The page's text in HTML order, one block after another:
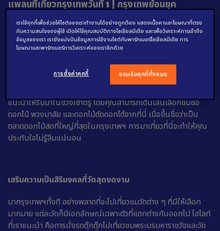
แพลนที่เที่ยวกรุงเทพวันที่ 1 | กรุงเทพย้อนยุค
เพลินตากับดอกไม้นานาพันธุ์
สัมผัสวัฒนธรรมไทยอันเต็มไปด้วยสีสันแห่งมวลดอกไม้นานาพันธุ์
ไม่ว่าจะเป็นดอกกล้วยไม้ ดอกทานตะวัน และดอกไม้เขตร้อนจำนวน
แนะนำให้รีบมาในช่วงเช้าตรู่ โดยคุณสามารถเดินเล่นเลือกชมช่อ
ดอกไม้ พวงมาลัย และดอกไม้ตัดดอกได้จากที่นี่ เมื่อขึ้นชื่อว่าเป็น
ตลาดดอกไม้สดที่ใหญ่ที่สุดในกรุงเทพฯ การมาเที่ยวที่นี่จะทำให้คุณ
ประทับใจไม่รู้ลืมแน่นอน
เสริมความเป็นสิริมงคลที่วัดสุดงดงาม
มากรุงเทพฯทั้งที อย่างพลาดที่จะไปเที่ยวชมวัดต่าง ๆ ที่มีให้เลือก
มากมาย แต่ละวัดก็มีเอกลักษณ์เฉพาะตัวที่แตกต่างกันออกไป ไฮไลท์
ที่เราแนะนำ คือการนั่งรถตุ๊กตุ๊กไปเที่ยวชมพระบรมหาราชวังและวัด
เราใช้คุกกี้เพื่อช่วยให้ไซต์ของเราทำงานได้อย่างถูกต้อง แสดงเนื้อหาและโฆษณาที่ตรง
กับความสนใจของผู้ใช้ เปิดให้ใช้คุณสมบัติทางโซเชียลมีเดีย และเพื่อวิเคราะห์การเข้าถึง
ข้อมูลของเรา เรายังแบ่งปันข้อมูลการใช้งานไซต์กับพาร์ทเนอร์โซเชียลมีเดีย การ
โฆษณาและพาร์ทเนอร์การวิเคราะห์ของเราอีกด้วย
ยอมรับคุกกี้ทั้งหมด
การตั้งค่าคุกกี้